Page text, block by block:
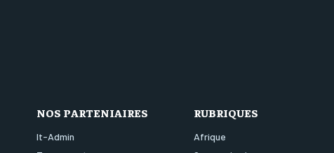
NOS PARTENIAIRES
It-Admin
RUBRIQUES
Afrique